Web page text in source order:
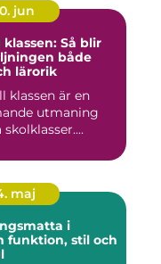
jun
Så blir
både
lärorik
klassen är en
utmaning
maj
i